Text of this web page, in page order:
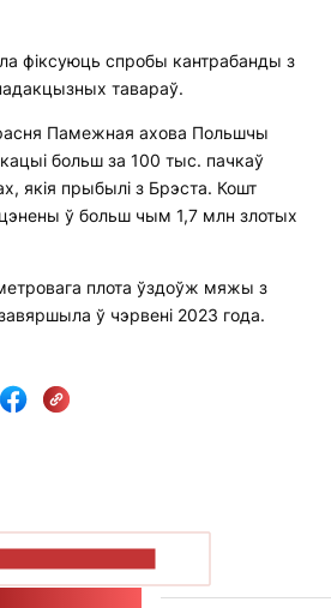
фіксуюць спробы кантрабанды з
тавараў.
Памежная ахова Польшчы
больш за 100 тыс. пачкаў
якія прыбылі з Брэста. Кошт
ў больш чым 1,7 млн ​​злотых
плота ўздоўж мяжы з
ў чэрвені 2023 года.